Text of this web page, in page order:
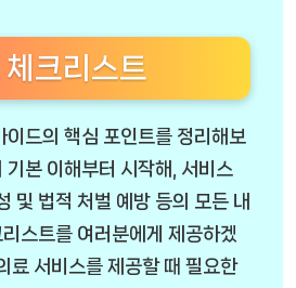
크리스트
이드의 핵심 포인트를 정리해보
기본 이해부터 시작해, 서비스
및 법적 처벌 예방 등의 모든 내
스트를 여러분에게 제공하겠
료 서비스를 제공할 때 필요한